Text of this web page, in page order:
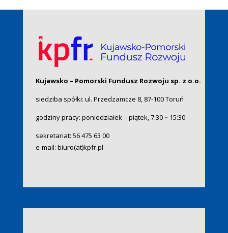
Kujawsko – Pomorski Fundusz Rozwoju sp. z o.o.
siedziba spółki: ul. Przedzamcze 8, 87-100 Toruń
godziny pracy: poniedziałek – piątek, 7:30– 15:30
sekretariat: 56 475 63 00
e-mail: biuro(at)kpfr.pl